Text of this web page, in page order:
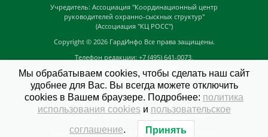
Учредитель: Ассоциация "Координационный центр
руководителей охранно-сыскных структур"
(Ассоциация "КЦ РОСС")
Copyright © 2026 ГардИнфо Все права защищены.
Телефон редакции: +7 (495) 641-0073,
news@guardinfo.online
Главный редактор: Кузьмин Д.А.
На сайте могут быть размещены
GuardInfo based on Catch Adaptive byCatch Themes
Мы обрабатываем cookies, чтобы сделать наш сайт
удобнее для Вас. Вы всегда можете отключить
cookies в Вашем браузере. Подробнее: политика
использования cookiesи пользовательское
соглашение. Принять